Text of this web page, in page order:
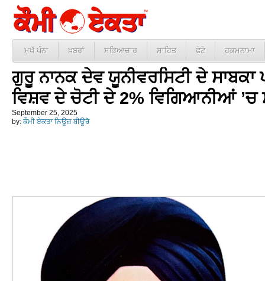
ਮੁਖੱ ਪੰਨਾ ਖ਼ਬਰਾਂ ਸਭਿਆਚਾਰ ਸਾਹਿਤ ਫੋਟੋ ਹੁਕਮਨਾਮਾ
ਗੁਰੂ ਨਾਨਕ ਦੇਵ ਯੂਨੀਵਰਸਿਟੀ ਦੇ
ਵਿਸ਼ਵ ਦੇ ਚੋਟੀ ਦੇ 2% ਵਿਗਿਆਨੀਆਂ ’ਚ
September 25, 2025
by: ਕੌਮੀ ਏਕਤਾ ਨਿਊਜ਼ ਬੀਊਰੋ